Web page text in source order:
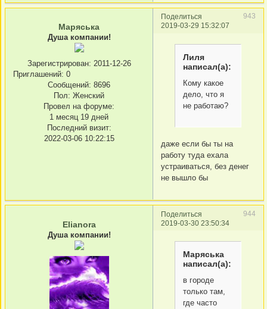
Поделиться
943
2019-03-29 15:32:07
Маряська
Душа компании!
Зарегистрирован: 2011-12-26
Приглашений: 0
Сообщений: 8696
Пол: Женский
Провел на форуме:
1 месяц 19 дней
Последний визит:
2022-03-06 10:22:15
Лиля
написал(а):
Кому какое
дело, что я
не работаю?
даже если бы ты на
работу туда ехала
устраиваться, без денег
не вышло бы
Поделиться
944
2019-03-30 23:50:34
Elianora
Душа компании!
Маряська
написал(а):
в городе
только там,
где часто